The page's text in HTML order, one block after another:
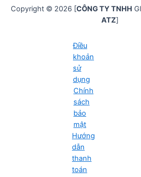
Copyright © 2026 [CÔNG TY TNHH
ATZ]
Điều
khoản
sử
dụng
Chính
sách
bảo
mật
Hướng
dẫn
thanh
toán